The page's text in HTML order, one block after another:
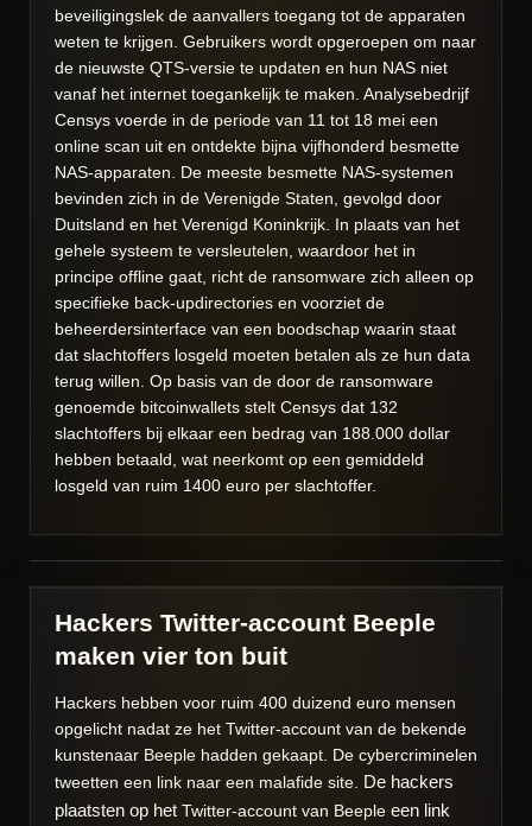
beveiligingslek de aanvallers toegang tot de apparaten
weten te krijgen. Gebruikers wordt opgeroepen om naar
de nieuwste QTS-versie te updaten en hun NAS niet
vanaf het internet toegankelijk te maken. Analysebedrijf
Censys voerde in de periode van 11 tot 18 mei een
online scan uit en ontdekte bijna vijfhonderd besmette
NAS-apparaten. De meeste besmette NAS-systemen
bevinden zich in de Verenigde Staten, gevolgd door
Duitsland en het Verenigd Koninkrijk. In plaats van het
gehele systeem te versleutelen, waardoor het in
principe offline gaat, richt de ransomware zich alleen op
specifieke back-updirectories en voorziet de
beheerdersinterface van een boodschap waarin staat
dat slachtoffers losgeld moeten betalen als ze hun data
terug willen. Op basis van de door de ransomware
genoemde bitcoinwallets stelt Censys dat 132
slachtoffers bij elkaar een bedrag van 188.000 dollar
hebben betaald, wat neerkomt op een gemiddeld
losgeld van ruim 1400 euro per slachtoffer.
Hackers Twitter-account Beeple
maken vier ton buit
Hackers hebben voor ruim 400 duizend euro mensen
opgelicht nadat ze het Twitter-account van de bekende
kunstenaar Beeple hadden gekaapt. De cybercriminelen
tweetten een link naar een malafide site. De hackers
plaatsten op het Twitter-account van Beeple een link